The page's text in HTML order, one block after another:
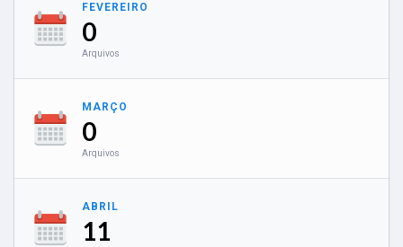
FEVEREIRO
0
Arquivos
MARÇO
0
Arquivos
ABRIL
11